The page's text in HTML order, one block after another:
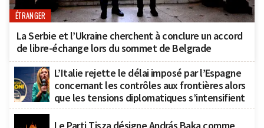
ÉTRANGER
La Serbie et l’Ukraine cherchent à conclure un accord
de libre-échange lors du sommet de Belgrade
L’Italie rejette le délai imposé par l’Espagne
concernant les contrôles aux frontières alors
que les tensions diplomatiques s’intensifient